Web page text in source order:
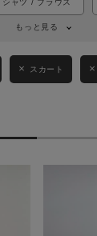
シャツ / ブラウス
もっと見る
スカート